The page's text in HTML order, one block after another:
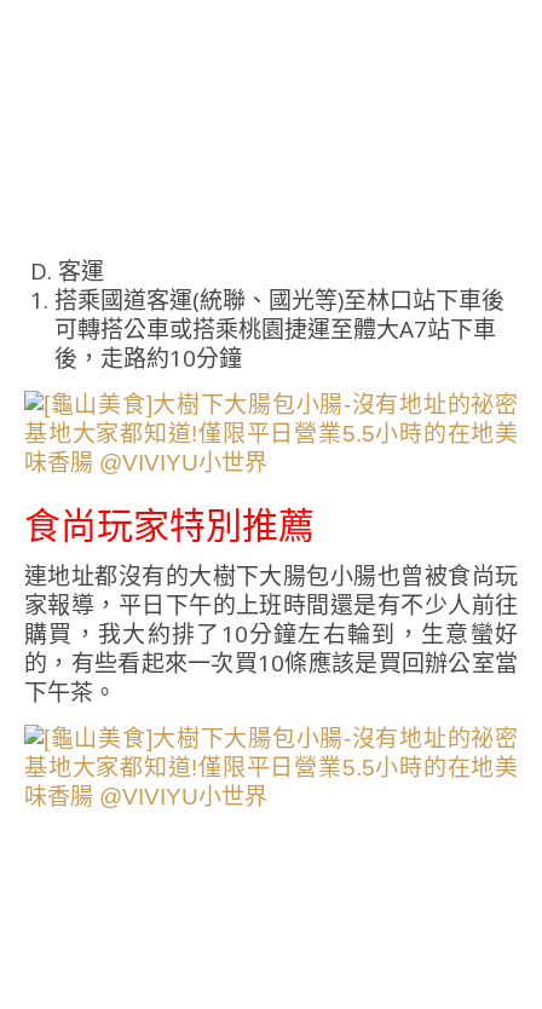
D. 客運
搭乘國道客運(統聯、國光等)至林口站下車後
可轉搭公車或搭乘桃園捷運至體大A7站下車
後，走路約10分鐘
食尚玩家特別推薦
連地址都沒有的大樹下大腸包小腸也曾被食尚玩
家報導，平日下午的上班時間還是有不少人前往
購買，我大約排了10分鐘左右輪到，生意蠻好
的，有些看起來一次買10條應該是買回辦公室當
下午茶。